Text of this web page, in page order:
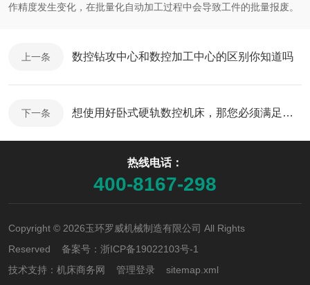
作精度发生变化，在批量化自动加工过程中会导致工件的批量报废。
上一条 数控钻攻中心和数控加工中心的区别你知道吗
下一条 想使用好卧式硬轨数控机床，那您必须满足它的使用环境
热线电话：
400-8167-298
Copyright © 2026玉环罗威机械制造有限公司 All Rights
Reserved 备案号： 浙ICP备19022103号-1
技术支持： 机床商务网 管理登录 sitemap.xml